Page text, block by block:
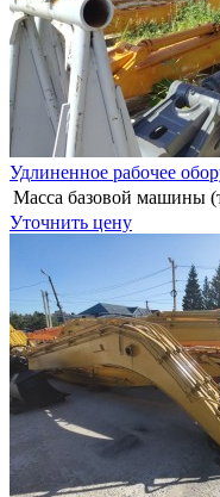
Удлиненное рабочее
Масса базовой машины
Уточнить цену